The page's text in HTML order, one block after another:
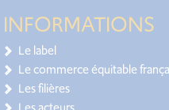
INFORMATIONS
Le label
Le commerce équitable
Les filières